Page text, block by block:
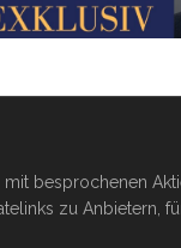
besprochenen
zu Anbietern,